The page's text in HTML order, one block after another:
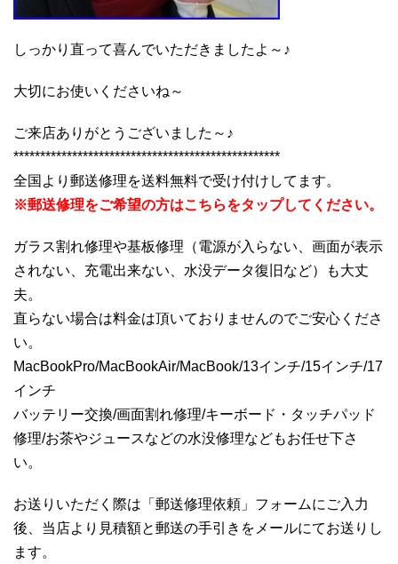
しっかり直って喜んでいただきましたよ～♪
大切にお使いくださいね～
ご来店ありがとうございました～♪
**************************************************
全国より郵送修理を送料無料で受け付けしてます。
※郵送修理をご希望の方はこちらをタップしてください。
ガラス割れ修理や基板修理（電源が入らない、画面が表示
されない、充電出来ない、水没データ復旧など）も大丈
夫。
直らない場合は料金は頂いておりませんのでご安心くださ
い。
MacBookPro/MacBookAir/MacBook/13インチ/15インチ/17
インチ
バッテリー交換/画面割れ修理/キーボード・タッチパッド
修理/お茶やジュースなどの水没修理などもお任せ下さ
い。
お送りいただく際は「郵送修理依頼」フォームにご入力
後、当店より見積額と郵送の手引きをメールにてお送りし
ます。